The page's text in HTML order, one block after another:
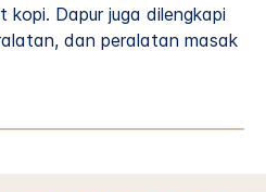
Dapur juga dilengkapi
dan peralatan masak